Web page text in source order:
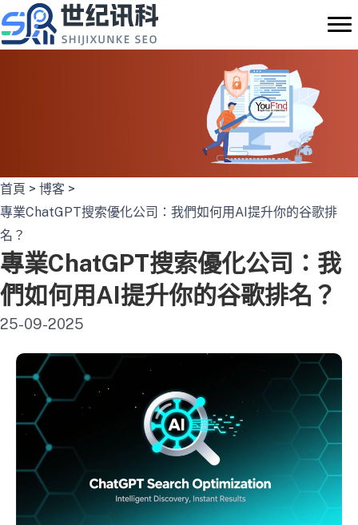
to
content
首頁 > 博客 >
專業ChatGPT搜索優化公司：我們如何用AI提升你的谷歌排
名？
專業ChatGPT搜索優化公司：我
們如何用AI提升你的谷歌排名？
25-09-2025